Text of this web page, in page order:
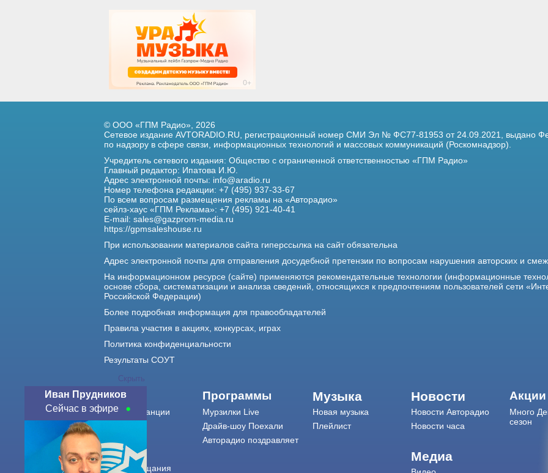
Скрыть
Иван Прудников
Сейчас в эфире
© ООО «ГПМ Радио», 2026
Сетевое издание AVTORADIO.RU, регистрационный номер СМИ Эл № ФС77-81953 от 24.09.2021,
выдано
по надзору в сфере связи,
информационных технологий и массовых коммуникаций (Роскомнадзор).
Учредитель сетевого издания: Общество с ограниченной ответственностью «ГПМ Радио»
Главный редактор: Ипатова И.Ю.
Адрес электронной почты: info@aradio.ru
Номер телефона редакции: +7 (495) 937-33-67
По всем вопросам размещения рекламы на «Авторадио»
сейлз-хаус «ГПМ Реклама»: +7 (495) 921-40-41
E-mail: sales@gazprom-media.ru
https://gpmsaleshouse.ru
При использовании материалов сайта гиперссылка на сайт обязательна
Адрес электронной почты для отправления досудебной претензии по вопросам нарушения авторских и
На информационном ресурсе (сайте) применяются рекомендательные технологии (информационные
основе сбора, систематизации и анализа сведений, относящихся к предпочтениям пользователей сети
Российской Федерации)
Более подробная информация для правообладателей
Правила участия в акциях, конкурсах, играх
Политика конфиденциальности
Результаты СОУТ
О нас
О радиостанции
Реклама
Города вещания
Программы
Мурзилки Live
Драйв-шоу Поехали
Авторадио поздравляет
Музыка
Новая музыка
Плейлист
Новости
Новости Авторадио
Новости часа
Медиа
Много
сезон